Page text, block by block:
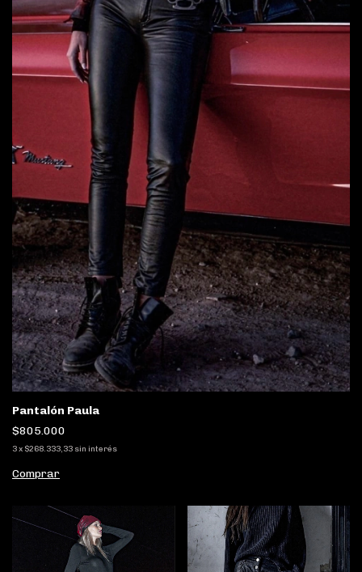
Pantalón Paula
$805.000
3x $268.333,33 sin interés
Comprar